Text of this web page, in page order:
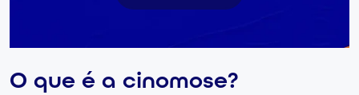
O que é a cinomose?